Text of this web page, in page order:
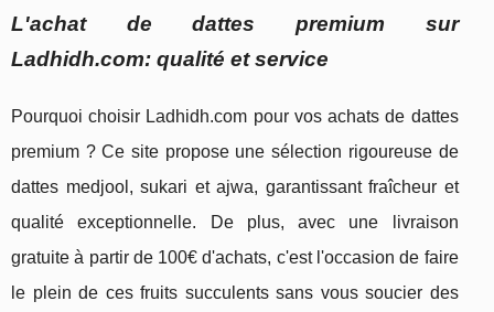
L'achat de dattes premium sur
Ladhidh.com: qualité et service
Pourquoi choisir Ladhidh.com pour vos achats de dattes
premium ? Ce site propose une sélection rigoureuse de
dattes medjool, sukari et ajwa, garantissant fraîcheur et
qualité exceptionnelle. De plus, avec une livraison
gratuite à partir de 100€ d'achats, c'est l'occasion de faire
le plein de ces fruits succulents sans vous soucier des